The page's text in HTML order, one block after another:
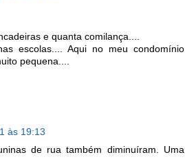
e quanta comilança....
escolas.... Aqui no meu condomínio
pequena....
às 19:13
de rua também diminuíram. Uma